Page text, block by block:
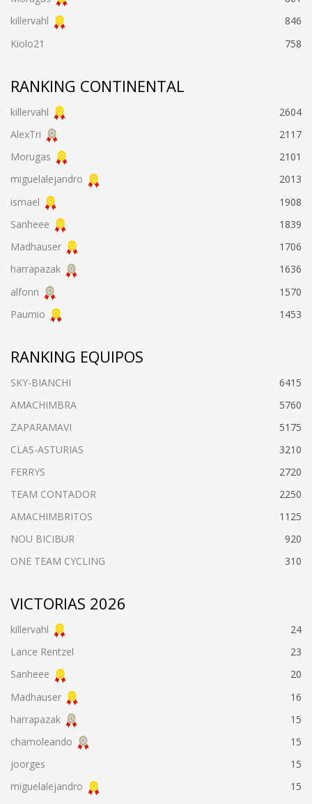
killervahl
846
Kiolo21
758
RANKING CONTINENTAL
killervahl
2604
AlexTri
2117
Morugas
2101
miguelalejandro
2013
ismael
1908
Sanheee
1839
Madhauser
1706
harrapazak
1636
alfonn
1570
Paumio
1453
RANKING EQUIPOS
SKY-BIANCHI
6415
AMACHIMBRA
5760
ZAPARAMAVI
5175
CLAS-ASTURIAS
3210
FERRYS
2720
TEAM CONTADOR
2250
AMACHIMBRITOS
1125
NOU BICIBUR
920
ONE TEAM CYCLING
310
VICTORIAS 2026
killervahl
24
Lance Rentzel
23
Sanheee
20
Madhauser
16
harrapazak
15
chamoleando
15
joorges
15
miguelalejandro
15